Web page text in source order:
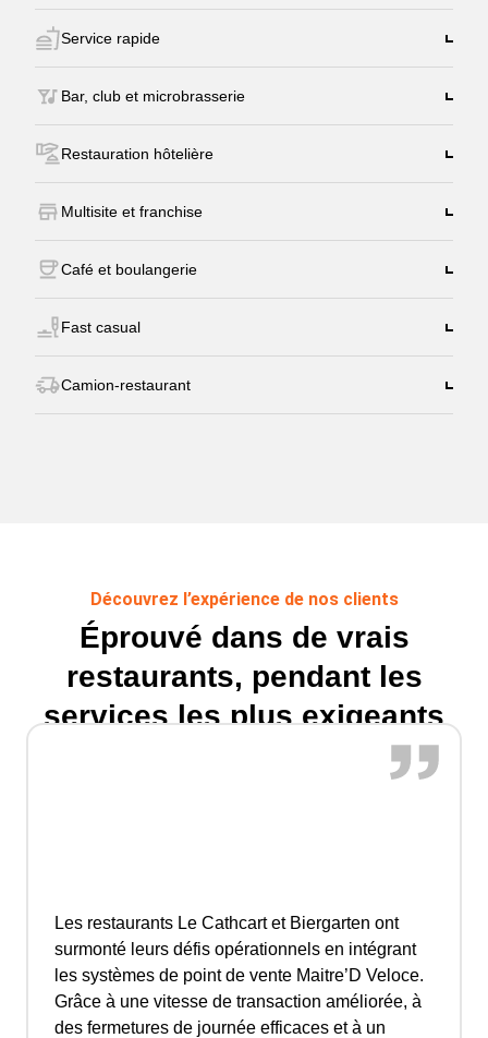
Service rapide
Bar, club et microbrasserie
Restauration hôtelière
Multisite et franchise
Café et boulangerie
Fast casual
Camion-restaurant
Découvrez l’expérience de nos clients
Éprouvé dans de vrais
restaurants, pendant les
services les plus exigeants
Les restaurants Le Cathcart et Biergarten ont
surmonté leurs défis opérationnels en intégrant
les systèmes de point de vente Maitre’D Veloce.
Grâce à une vitesse de transaction améliorée, à
des fermetures de journée efficaces et à un